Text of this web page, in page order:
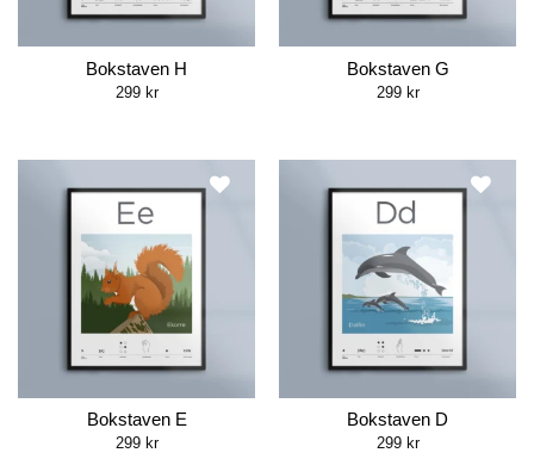
Bokstaven H
299 kr
Bokstaven G
299 kr
Bokstaven E
299 kr
Bokstaven D
299 kr